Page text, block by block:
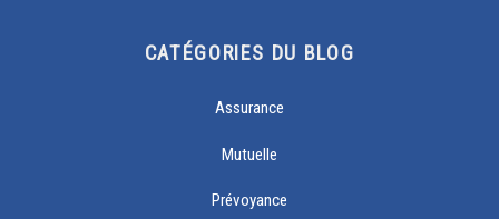
CATÉGORIES DU BLOG
Assurance
Mutuelle
Prévoyance